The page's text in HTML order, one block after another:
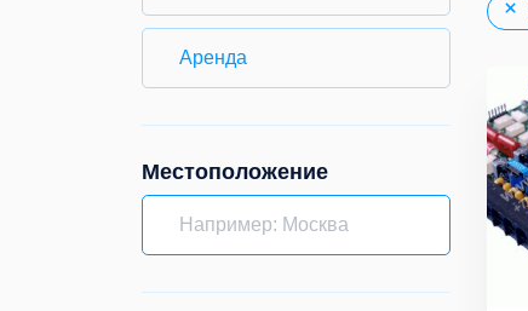
Аренда
Местоположение